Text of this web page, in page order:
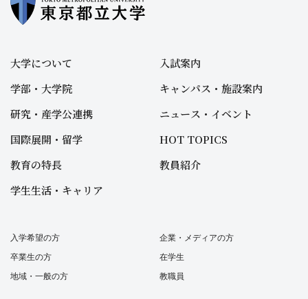
大学について
学部・大学院
研究・産学公連携
国際展開・留学
教育の特長
学生生活・キャリア
入試案内
キャンパス・施設案内
ニュース・イベント
HOT TOPICS
教員紹介
入学希望の方
卒業生の方
地域・一般の方
企業・メディアの方
在学生
教職員